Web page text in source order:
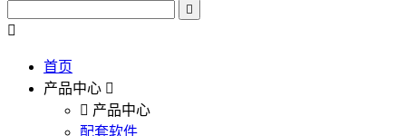
首页
产品中心
产品中心
配套软件